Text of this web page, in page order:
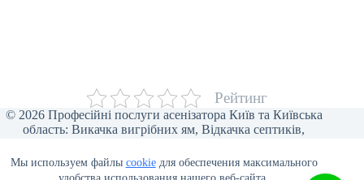
Мы используем файлы cookieдля обеспечения максимального
Рейтинг
© 2026 Професійні послуги асенізатора Київ та Київська
область: Викачка вигрібних ям, Відкачка септиків,
Асенізаторські послуги для бізнесу, Викачка ілу та піску,
Відеоінспекція труб, Мулосос, Чистка ям від мулу.